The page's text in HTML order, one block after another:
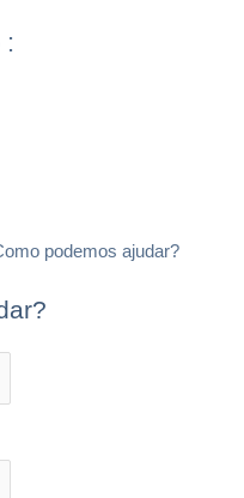
podemos ajudar?